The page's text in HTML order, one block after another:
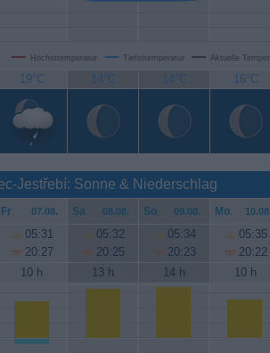
Höchsttemperatur Tiefsttemperatur Aktuelle
19°C 14°C 14°C 16°C
Jestřebí: Sonne & Niederschlag
Fr. 07.08. Sa. 08.08. So. 09.08. Mo.
05:31
20:27
05:32
20:25
05:34
20:23
05:35
20:22
10 h 13 h 14 h 10 h